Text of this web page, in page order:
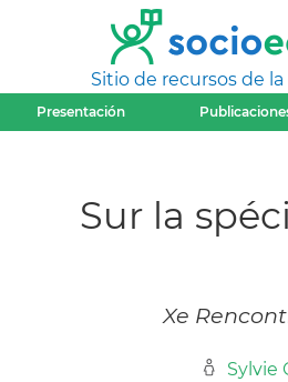
Sitio de recursos de
Presentación
Sur la
Xe
Sylvie